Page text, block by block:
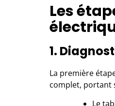
Les
1.
La première
complet, portant
Le